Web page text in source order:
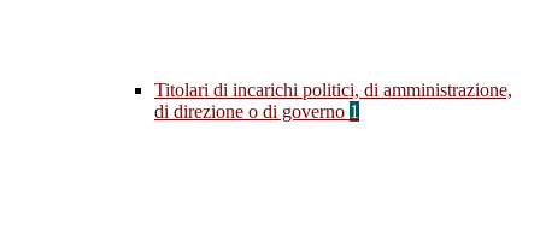
Titolari di incarichi politici, di amministrazione,
di direzione o di governo 1